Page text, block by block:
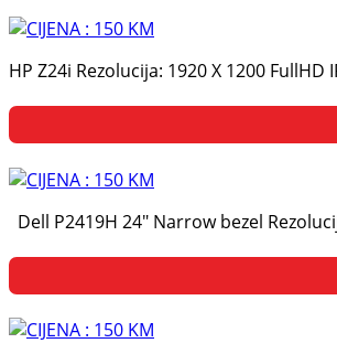
HP Z24i Rezolucija: 1920 X 1200
Dell P2419H 24" Narrow bezel